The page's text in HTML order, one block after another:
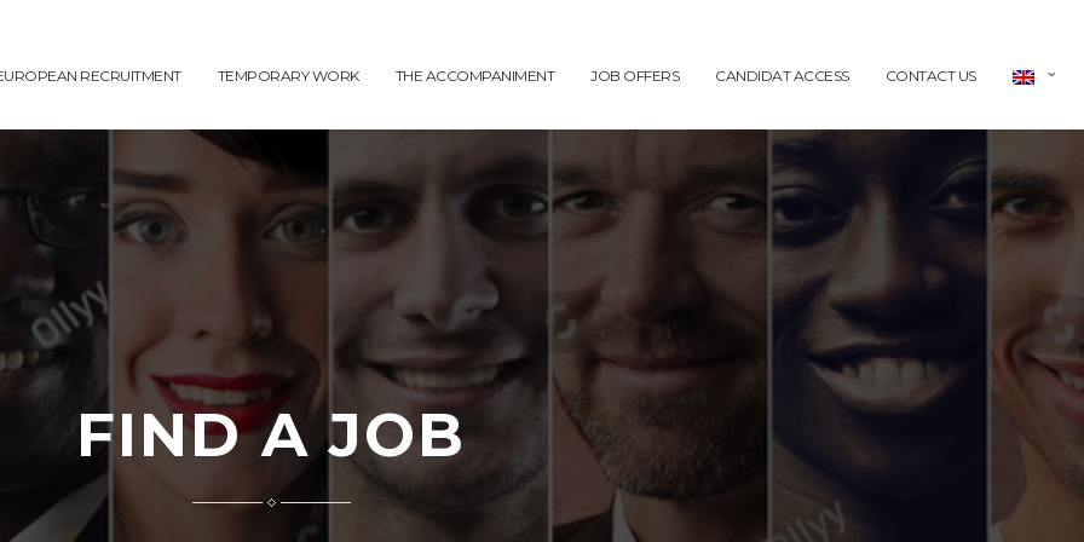
RECRUITMENT TEMPORARY WORK THE ACCOMPANIMENT JOB OFFERS CANDIDAT ACCESS CONTACT US
FIND A JOB